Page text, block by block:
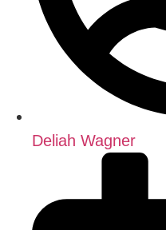
Deliah Wagner